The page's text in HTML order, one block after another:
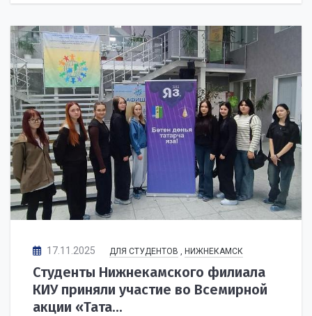
17.11.2025 ДЛЯ СТУДЕНТОВ НИЖНЕКАМСК
Студенты Нижнекамского филиала
КИУ приняли участие во Всемирной
акции «Тата...